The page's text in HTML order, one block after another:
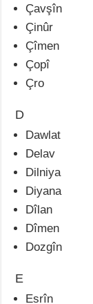
Çavşîn
Çinûr
Çîmen
Çopî
Çro
D
Dawlat
Delav
Dilniya
Diyana
Dîlan
Dîmen
Dozgîn
E
Esrîn